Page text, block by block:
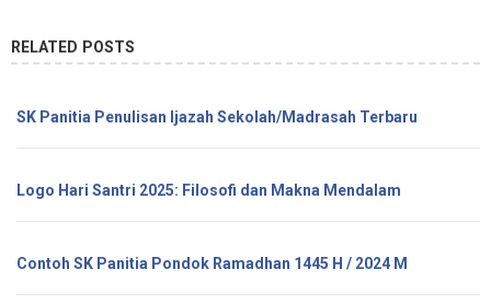
RELATED POSTS
SK Panitia Penulisan Ijazah Sekolah/Madrasah Terbaru
Logo Hari Santri 2025: Filosofi dan Makna Mendalam
Contoh SK Panitia Pondok Ramadhan 1445 H / 2024 M